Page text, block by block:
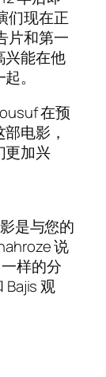
们现在正
片和第一
兴能在他
。
在预
电影，
更加兴
是与您的
说
样的分
Bajis 观